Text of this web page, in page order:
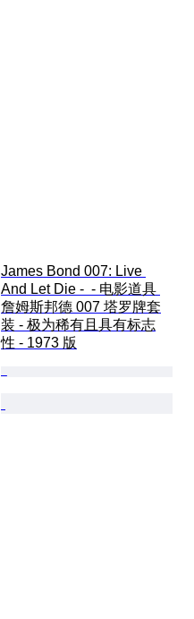
James Bond 007: Live
And Let Die -  - 电影道具
詹姆斯邦德 007 塔罗牌套
装 - 极为稀有且具有标志
性 - 1973 版